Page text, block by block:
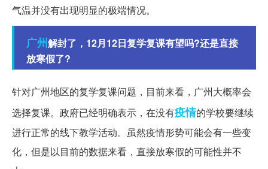
气温并没有出现明显的极端情况。
广州解封了，12月12日复学复课有望吗?还是直接
放寒假了?
针对广州地区的复学复课问题，目前来看，广州大概率会
选择复课。政府已经明确表示，在没有疫情的学校要继续
进行正常的线下教学活动。虽然疫情形势可能会有一些变
化，但是以目前的数据来看，直接放寒假的可能性并不